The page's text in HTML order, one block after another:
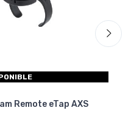
Blips de Shifters Ruta Sram